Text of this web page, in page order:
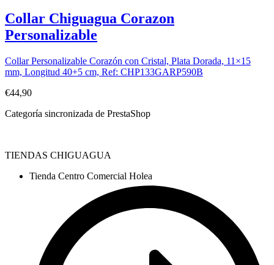
Collar Chiguagua Corazon
Personalizable
Collar Personalizable Corazón con Cristal, Plata Dorada, 11×15
mm, Longitud 40+5 cm, Ref: CHP133GARP590B
€44,90
Categoría sincronizada de PrestaShop
TIENDAS CHIGUAGUA
Tienda Centro Comercial Holea